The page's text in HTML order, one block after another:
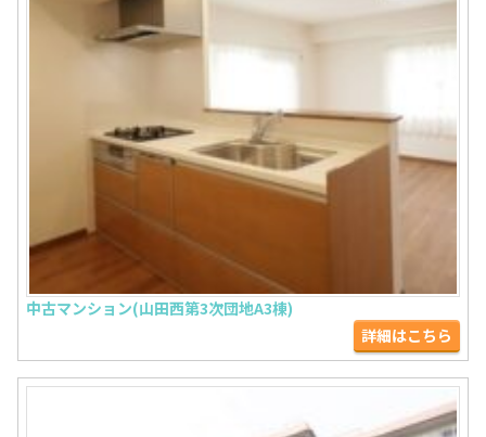
中古マンション(山田西第3次団地A3棟)
詳細はこちら